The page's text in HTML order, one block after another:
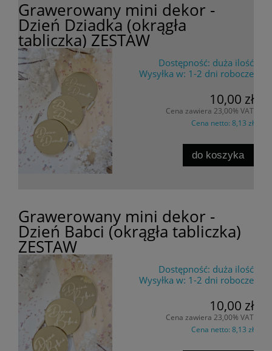
Grawerowany mini dekor -
Dzień Dziadka (okrągła
tabliczka) ZESTAW
Dostępność: duża ilość
Wysyłka w: 1-2 dni robocze
10,00 zł
Cena zawiera 23,00% VAT
Cena netto: 8,13 zł
do koszyka
Grawerowany mini dekor -
Dzień Babci (okrągła tabliczka)
ZESTAW
Dostępność: duża ilość
Wysyłka w: 1-2 dni robocze
10,00 zł
Cena zawiera 23,00% VAT
Cena netto: 8,13 zł